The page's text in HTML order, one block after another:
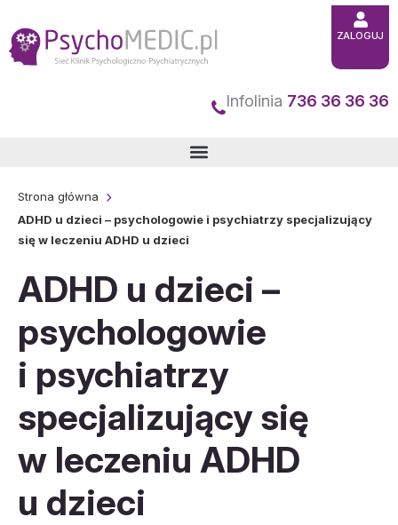
do
treści
Infolinia 736 36 36 36
ZALOGUJ
Strona główna
ADHD u dzieci – psychologowie i psychiatrzy specjalizujący
się w leczeniu ADHD u dzieci
ADHD u dzieci –
psychologowie
i psychiatrzy
specjalizujący się
w leczeniu ADHD
u dzieci